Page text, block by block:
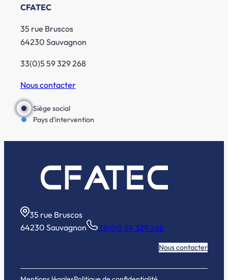
CFATEC
35 rue Bruscos
64230 Sauvagnon
33(0)5 59 329 268
Nous contacter
Siège social
Pays d’intervention
35 rue Bruscos
64230 Sauvagnon
33(0)5 59 329 268
Nous contacter